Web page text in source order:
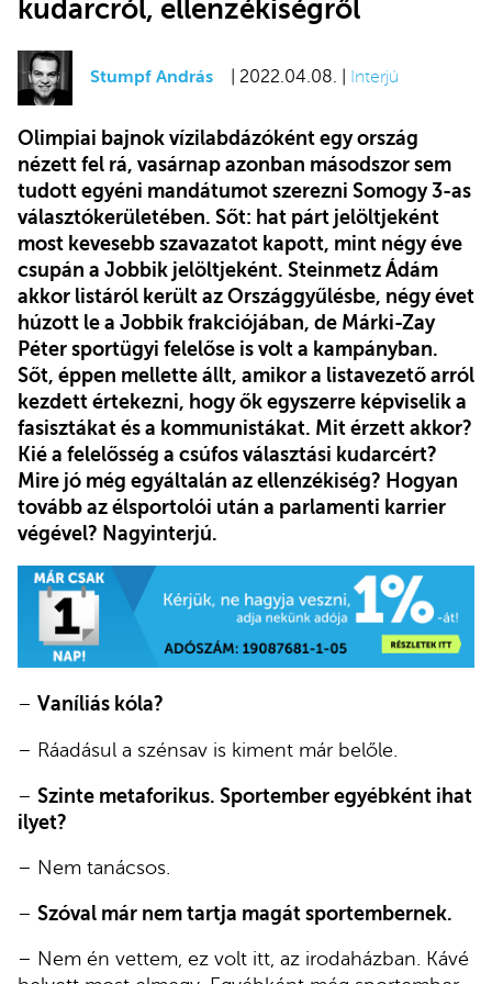
kudarcról, ellenzékiségről
Stumpf András | 2022.04.08. | Interjú
Olimpiai bajnok vízilabdázóként egy ország
nézett fel rá, vasárnap azonban másodszor sem
tudott egyéni mandátumot szerezni Somogy 3-as
választókerületében. Sőt: hat párt jelöltjeként
most kevesebb szavazatot kapott, mint négy éve
csupán a Jobbik jelöltjeként. Steinmetz Ádám
akkor listáról került az Országgyűlésbe, négy évet
húzott le a Jobbik frakciójában, de Márki-Zay
Péter sportügyi felelőse is volt a kampányban.
Sőt, éppen mellette állt, amikor a listavezető arról
kezdett értekezni, hogy ők egyszerre képviselik a
fasisztákat és a kommunistákat. Mit érzett akkor?
Kié a felelősség a csúfos választási kudarcért?
Mire jó még egyáltalán az ellenzékiség? Hogyan
tovább az élsportolói után a parlamenti karrier
végével? Nagyinterjú.
– Vaníliás kóla?
– Ráadásul a szénsav is kiment már belőle.
– Szinte metaforikus. Sportember egyébként ihat
ilyet?
– Nem tanácsos.
– Szóval már nem tartja magát sportembernek.
– Nem én vettem, ez volt itt, az irodaházban. Kávé